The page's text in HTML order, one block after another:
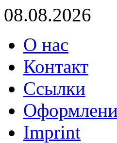
08.08.2026
О нас
Контакт
Ссылки
Imprint